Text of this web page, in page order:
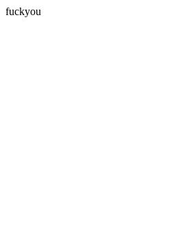
fuckyou